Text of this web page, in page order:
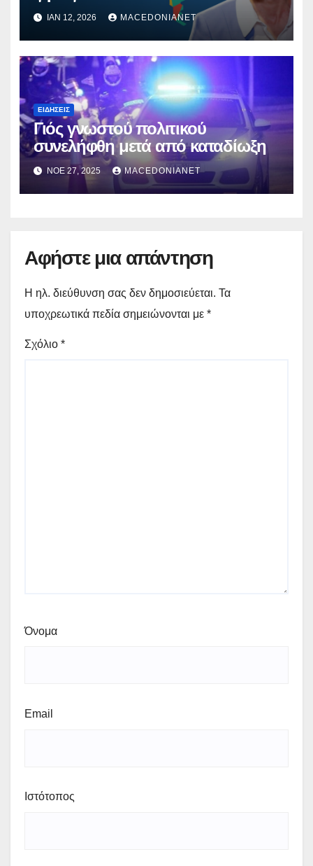
ΙΑΝ 12, 2026 MACEDONIANET
ΕΙΔΉΣΕΙΣ
Γιός γνωστού πολιτικού
συνελήφθη μετά από καταδίωξη
ΝΟΈ 27, 2025 MACEDONIANET
Αφήστε μια απάντηση
Η ηλ. διεύθυνση σας δεν δημοσιεύεται. Τα
υποχρεωτικά πεδία σημειώνονται με *
Σχόλιο *
Όνομα
Email
Ιστότοπος